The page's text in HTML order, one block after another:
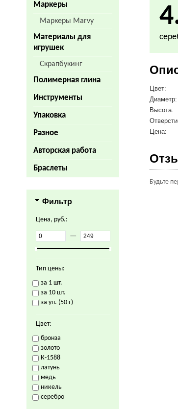
Маркеры
Маркеры Marvy
Материалы для
игрушек
Скрапбукинг
Полимерная глина
Инструменты
Упаковка
Разное
Авторская работа
Браслеты
Фильтр
Цена, руб.:
—
Тип цены:
за 1 шт.
за 10 шт.
за уп. (50 г)
Цвет:
бронза
золото
К-1588
латунь
медь
никель
серебро
Цвет:
Высота:
Цена:
Будьте